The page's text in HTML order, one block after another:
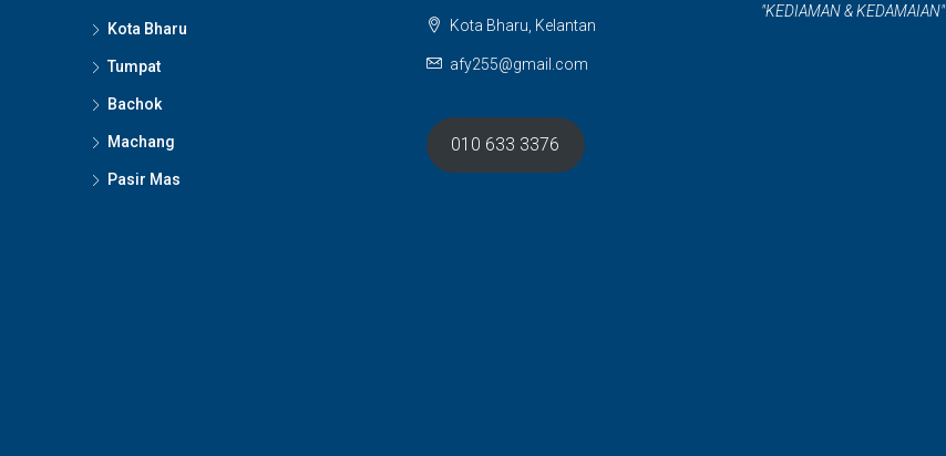
Kota Bharu
Tumpat
Bachok
Machang
Pasir Mas
Kota Bharu, Kelantan
afy255@gmail.com
010 633 3376
"KEDIAMAN & KEDAMAIAN"